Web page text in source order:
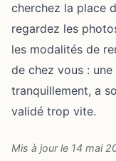
cherchez la place
regardez les
les modalités de
de chez vous :
tranquillement, a
validé trop vite.
Mis à jour le 14 mai